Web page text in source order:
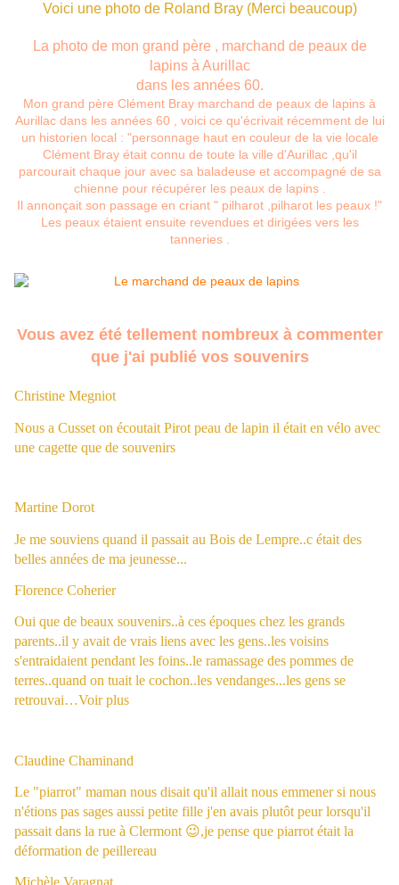
Voici une photo de Roland Bray (Merci beaucoup)
La photo de mon grand père , marchand de peaux de
lapins à Aurillac
dans les années 60.
Mon grand père Clément Bray marchand de peaux de lapins à
Aurillac dans les années 60 , voici ce qu'écrivait récemment de lui
un historien local : "personnage haut en couleur de la vie locale
Clément Bray était connu de toute la ville d'Aurillac ,qu'il
parcourait chaque jour avec sa baladeuse et accompagné de sa
chienne pour récupérer les peaux de lapins .
Il annonçait son passage en criant " pilharot ,pilharot les peaux !"
Les peaux étaient ensuite revendues et dirigées vers les
tanneries .
Vous avez été tellement nombreux à commenter
que j'ai publié vos souvenirs
Christine Megniot
Nous a Cusset on écoutait Pirot peau de lapin il était en vélo avec
une cagette que de souvenirs
Martine Dorot
Je me souviens quand il passait au Bois de Lempre..c était des
belles années de ma jeunesse...
Florence Coherier
Oui que de beaux souvenirs..à ces époques chez les grands
parents..il y avait de vrais liens avec les gens..les voisins
s'entraidaient pendant les foins..le ramassage des pommes de
terres..quand on tuait le cochon..les vendanges...les gens se
retrouvai…Voir plus
Claudine Chaminand
Le "piarrot" maman nous disait qu'il allait nous emmener si nous
n'étions pas sages aussi petite fille j'en avais plutôt peur lorsqu'il
passait dans la rue à Clermont 😉,je pense que piarrot était la
déformation de peillereau